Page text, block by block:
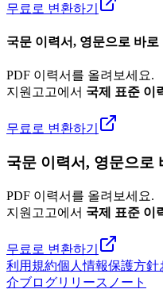
무료로 변환하기
국문 이력서, 영문으로 바로
PDF 이력서를 올려보세요.
지원고고에서 국제 표준 이
무료로 변환하기
국문 이력서, 영문으로
PDF 이력서를 올려보세요.
지원고고에서 국제 표준 이
무료로 변환하기
利用規約個人情報保護方針
介ブログリリースノート